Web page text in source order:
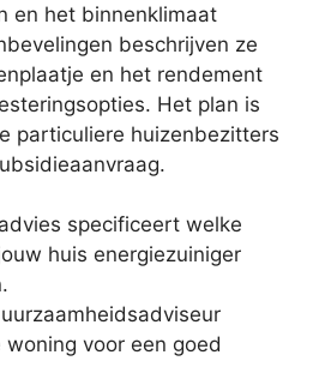
en het binnenklimaat
beschrijven ze
en het rendement
Het plan is
particuliere huizenbezitters
specificeert welke
huis energiezuiniger
voor een goed